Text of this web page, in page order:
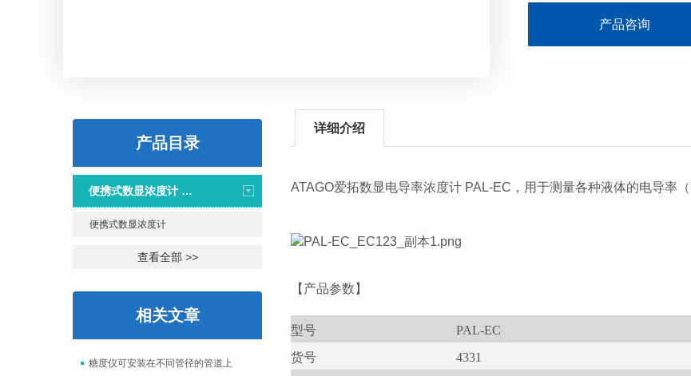
产品咨询
产品目录
便携式数显浓度计 PAL系列
便携式数显浓度计
查看全部 >>
相关文章
糖度仪可安装在不同管径的管道上
详细介绍
ATAGO爱拓数显电导率浓度计 PAL-EC ，用于测量各种液体的电导率（
【产品参数】
型号
PAL-EC
货号
4331